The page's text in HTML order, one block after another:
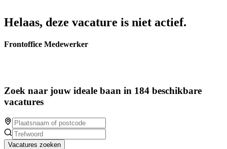
Helaas, deze vacature is niet actief.
Frontoffice Medewerker
Zoek naar jouw ideale baan in 184 beschikbare
vacatures
Vacatures zoeken